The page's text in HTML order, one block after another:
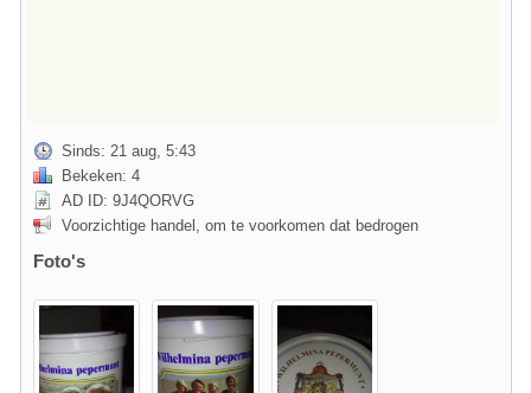
Sinds: 21 aug, 5:43
Bekeken: 4
AD ID: 9J4QORVG
Voorzichtige handel, om te voorkomen dat bedrogen
Foto's